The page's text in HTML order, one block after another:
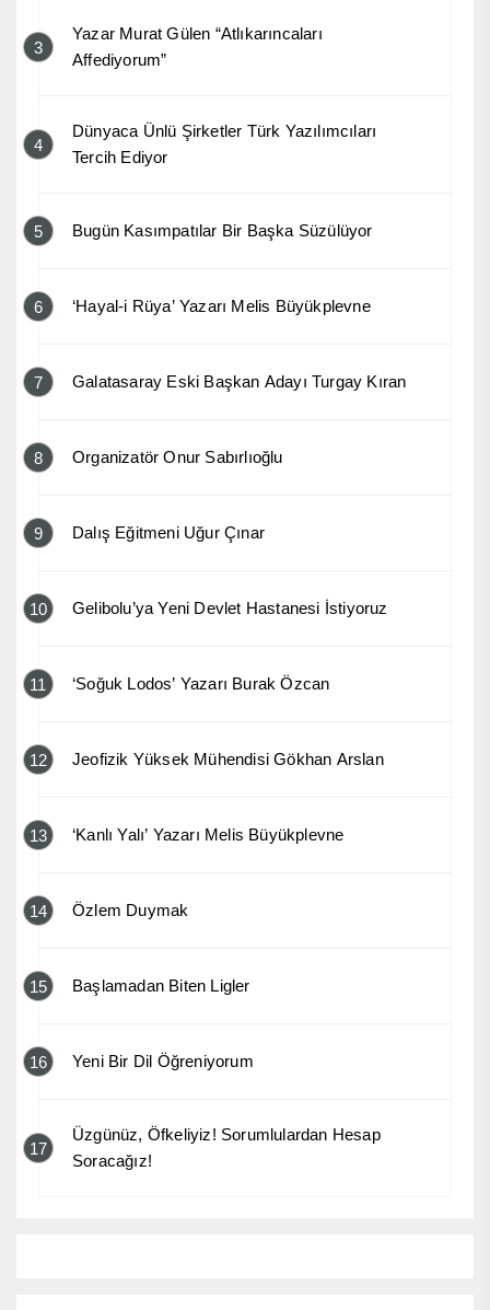
3
Yazar Murat Gülen “Atlıkarıncaları
Affediyorum”
4
Dünyaca Ünlü Şirketler Türk Yazılımcıları
Tercih Ediyor
5 Bugün Kasımpatılar Bir Başka Süzülüyor
6 ‘Hayal-i Rüya’ Yazarı Melis Büyükplevne
7 Galatasaray Eski Başkan Adayı Turgay Kıran
8 Organizatör Onur Sabırlıoğlu
9 Dalış Eğitmeni Uğur Çınar
10 Gelibolu’ya Yeni Devlet Hastanesi İstiyoruz
11 ‘Soğuk Lodos’ Yazarı Burak Özcan
12 Jeofizik Yüksek Mühendisi Gökhan Arslan
13 ‘Kanlı Yalı’ Yazarı Melis Büyükplevne
14 Özlem Duymak
15 Başlamadan Biten Ligler
16 Yeni Bir Dil Öğreniyorum
17
Üzgünüz, Öfkeliyiz! Sorumlulardan Hesap
Soracağız!